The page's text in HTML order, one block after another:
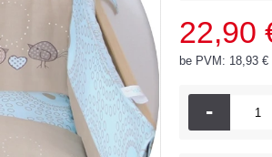
22,90
be PVM: 18,93 €
-